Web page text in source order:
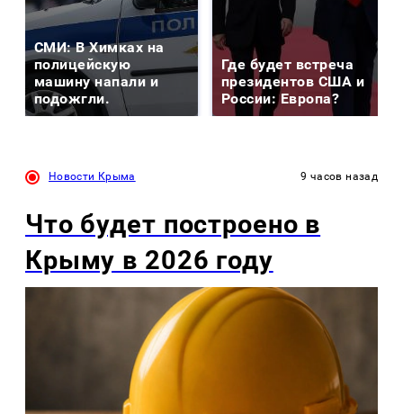
СМИ: В Химках на
полицейскую
машину напали и
подожгли.
Где будет встреча
президентов США и
России: Европа?
Новости Крыма 9 часов назад
Что будет построено в
Крыму в 2026 году